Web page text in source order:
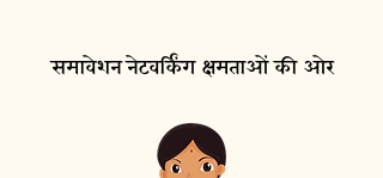
समावेशन नेटवर्किंग क्षमताओं की ओर